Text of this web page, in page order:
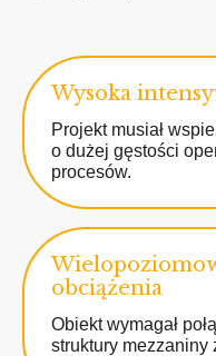
Wysoka
Projekt musiał
o dużej gęstości
procesów.
obciążenia
Obiekt wymagał
struktury mezzaniny